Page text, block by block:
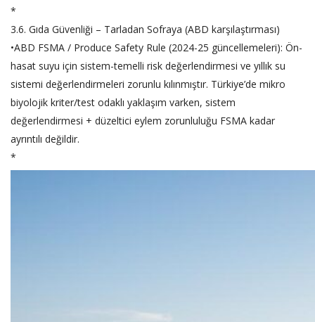
*
3.6. Gıda Güvenliği – Tarladan Sofraya (ABD karşılaştırması)
•ABD FSMA / Produce Safety Rule (2024-25 güncellemeleri): Ön-
hasat suyu için sistem-temelli risk değerlendirmesi ve yıllık su
sistemi değerlendirmeleri zorunlu kılınmıştır. Türkiye’de mikro
biyolojik kriter/test odaklı yaklaşım varken, sistem
değerlendirmesi + düzeltici eylem zorunluluğu FSMA kadar
ayrıntılı değildir.
*